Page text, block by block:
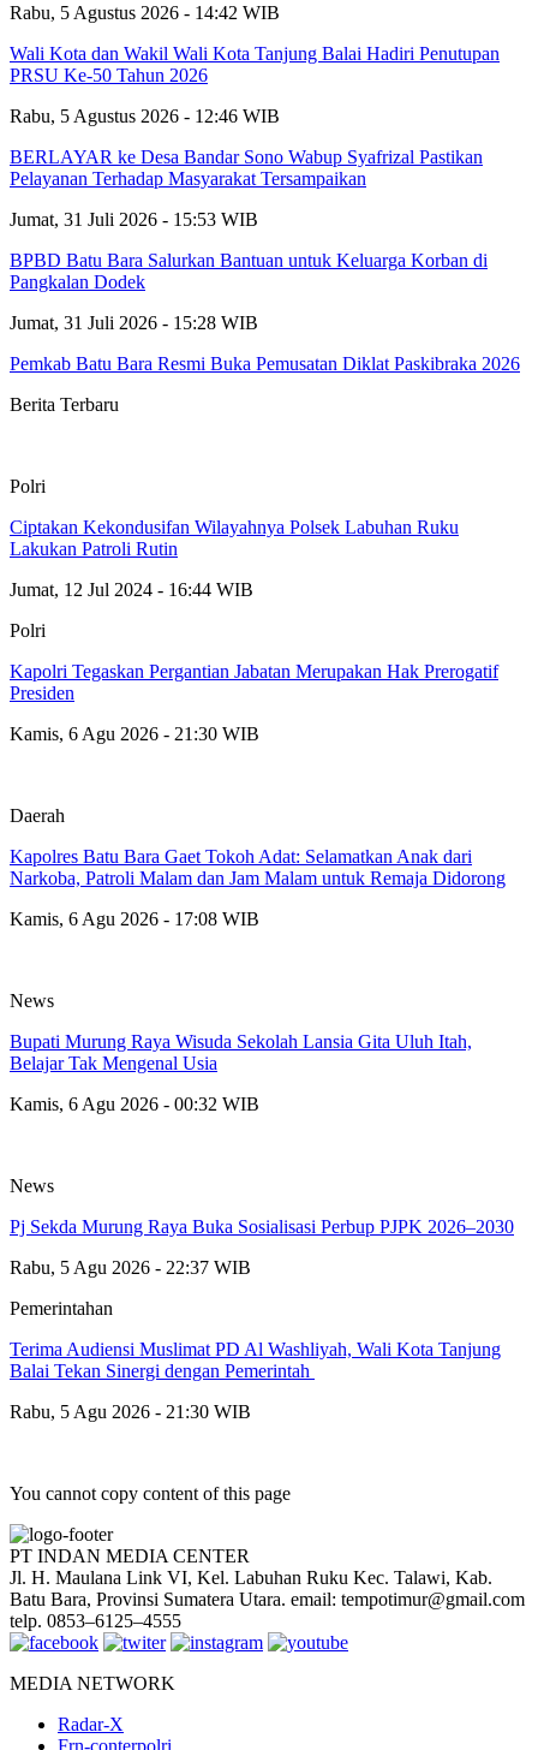
Rabu, 5 Agustus 2026 - 14:42 WIB
Wali Kota dan Wakil Wali Kota Tanjung Balai Hadiri Penutupan
PRSU Ke-50 Tahun 2026
Rabu, 5 Agustus 2026 - 12:46 WIB
BERLAYAR ke Desa Bandar Sono Wabup Syafrizal Pastikan
Pelayanan Terhadap Masyarakat Tersampaikan
Jumat, 31 Juli 2026 - 15:53 WIB
BPBD Batu Bara Salurkan Bantuan untuk Keluarga Korban di
Pangkalan Dodek
Jumat, 31 Juli 2026 - 15:28 WIB
Pemkab Batu Bara Resmi Buka Pemusatan Diklat Paskibraka 2026
Berita Terbaru
Polri
Ciptakan Kekondusifan Wilayahnya Polsek Labuhan Ruku
Lakukan Patroli Rutin
Jumat, 12 Jul 2024 - 16:44 WIB
Polri
Kapolri Tegaskan Pergantian Jabatan Merupakan Hak Prerogatif
Presiden
Kamis, 6 Agu 2026 - 21:30 WIB
Daerah
Kapolres Batu Bara Gaet Tokoh Adat: Selamatkan Anak dari
Narkoba, Patroli Malam dan Jam Malam untuk Remaja Didorong
Kamis, 6 Agu 2026 - 17:08 WIB
News
Bupati Murung Raya Wisuda Sekolah Lansia Gita Uluh Itah,
Belajar Tak Mengenal Usia
Kamis, 6 Agu 2026 - 00:32 WIB
News
Pj Sekda Murung Raya Buka Sosialisasi Perbup PJPK 2026–2030
Rabu, 5 Agu 2026 - 22:37 WIB
Pemerintahan
Terima Audiensi Muslimat PD Al Washliyah, Wali Kota Tanjung
Balai Tekan Sinergi dengan Pemerintah
Rabu, 5 Agu 2026 - 21:30 WIB
You cannot copy content of this page
PT INDAN MEDIA CENTER
Jl. H. Maulana Link VI, Kel. Labuhan Ruku Kec. Talawi, Kab.
Batu Bara, Provinsi Sumatera Utara. email: tempotimur@gmail.com
telp. 0853–6125–4555
MEDIA NETWORK
Radar-X
Frn-conterpolri